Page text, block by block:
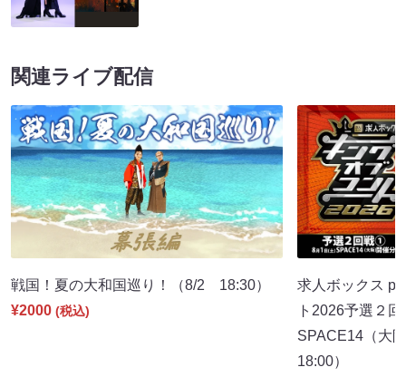
関連ライブ配信
戦国！夏の大和国巡り！（8/2 18:30）
¥2000 (税込)
求人ボックス
ト2026予選２
SPACE14（大
18:00）